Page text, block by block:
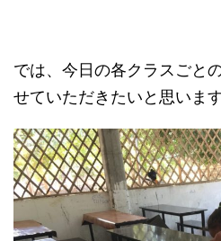
では、今日の各クラスごと
せていただきたいと思いま